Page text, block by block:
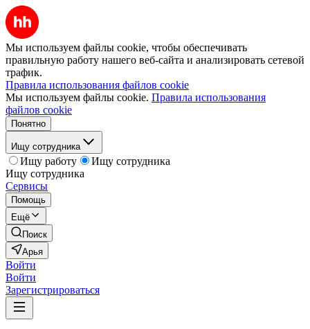
Мы используем файлы cookie, чтобы обеспечивать
правильную работу нашего веб-сайта и анализировать сетевой
трафик.
Правила использования файлов cookie
Мы используем файлы cookie. Правила использования
файлов cookie
Понятно
Ищу сотрудника
Ищу работу
Ищу сотрудника
Ищу сотрудника
Сервисы
Помощь
Ещё
Поиск
Арья
Войти
Войти
Зарегистрироваться